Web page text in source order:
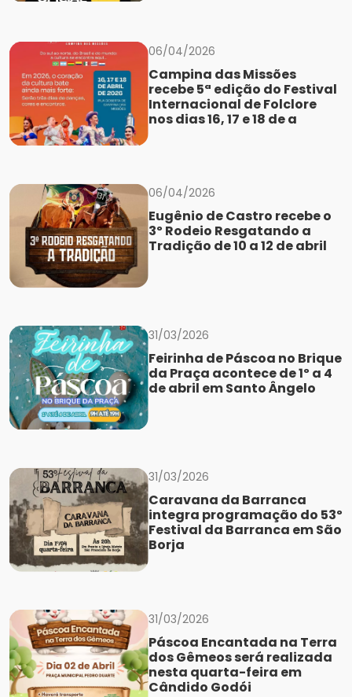
06/04/2026
Campina das Missões
recebe 5ª edição do Festival
Internacional de Folclore
nos dias 16, 17 e 18 de a
06/04/2026
Eugênio de Castro recebe o
3º Rodeio Resgatando a
Tradição de 10 a 12 de abril
31/03/2026
Feirinha de Páscoa no Brique
da Praça acontece de 1º a 4
de abril em Santo Ângelo
31/03/2026
Caravana da Barranca
integra programação do 53º
Festival da Barranca em São
Borja
31/03/2026
Páscoa Encantada na Terra
dos Gêmeos será realizada
nesta quarta-feira em
Cândido Godói